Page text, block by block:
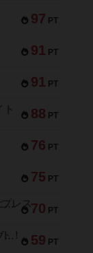
97 PT
91 PT
91 PT
88 PT
76 PT
75 PT
70 PT
トランスオリエント・エクスプレス
59 PT
アンブッシュ！：ムーブアウト！